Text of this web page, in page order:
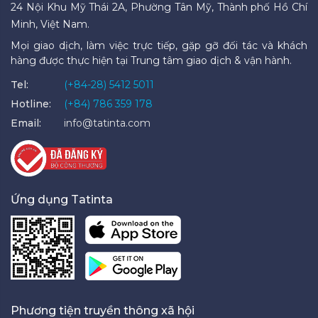
24 Nội Khu Mỹ Thái 2A, Phường Tân Mỹ, Thành phố Hồ Chí
Minh, Việt Nam.
Mọi giao dịch, làm việc trực tiếp, gặp gỡ đối tác và khách
hàng được thực hiện tại Trung tâm giao dịch & vận hành.
Tel:
(+84-28) 5412 5011
Hotline:
(+84) 786 359 178
Email:
info@tatinta.com
Ứng dụng Tatinta
Phương tiện truyền thông xã hội